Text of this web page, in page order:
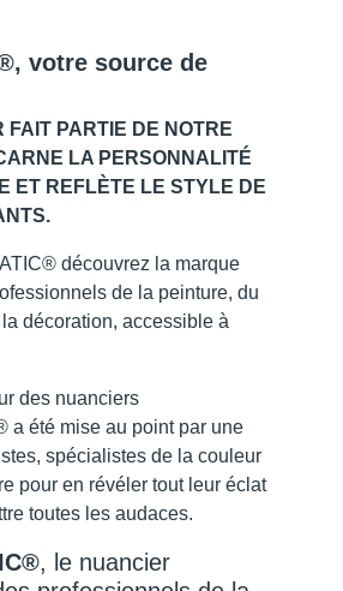
votre source de
FAIT PARTIE DE NOTRE
LA PERSONNALITÉ
ET REFLÈTE LE STYLE DE
découvrez la marque
de la peinture, du
décoration, accessible à
des nuanciers
a été mise au point par une
spécialistes de la couleur
pour en révéler tout leur éclat
toutes les audaces.
, le nuancier